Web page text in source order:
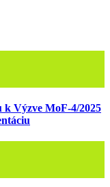
Výzve MoF-4/2025